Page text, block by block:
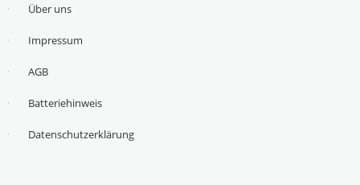
Über uns
Impressum
AGB
Batteriehinweis
Datenschutzerklärung